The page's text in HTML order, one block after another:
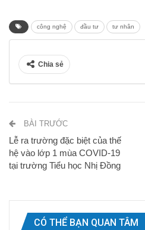
công nghệ đầu tư tư nhân
Chia sẻ
BÀI TRƯỚC
Lễ ra trường đặc biệt của thế
hệ vào lớp 1 mùa COVID-19
tại trường Tiểu học Nhị Đồng
CÓ THỂ BẠN QUAN TÂM